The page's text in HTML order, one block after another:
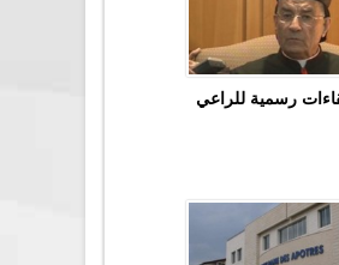
رسمية للراعي